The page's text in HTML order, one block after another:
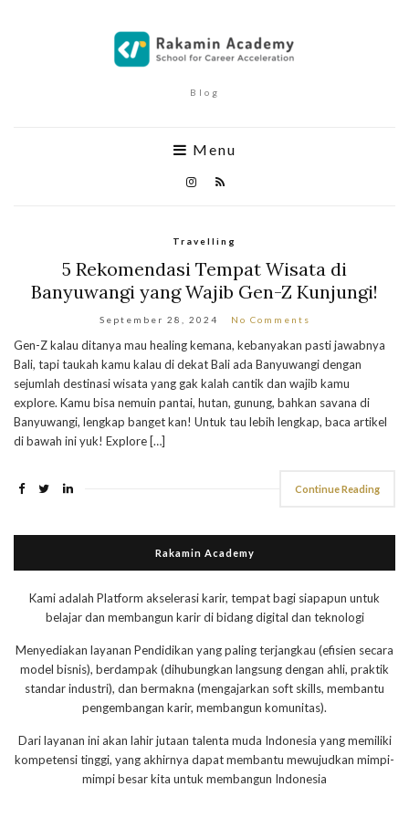
Blog
Menu
Travelling
5 Rekomendasi Tempat Wisata di
Banyuwangi yang Wajib Gen-Z Kunjungi!
September 28, 2024 No Comments
Gen-Z kalau ditanya mau healing kemana, kebanyakan pasti jawabnya
Bali, tapi taukah kamu kalau di dekat Bali ada Banyuwangi dengan
sejumlah destinasi wisata yang gak kalah cantik dan wajib kamu
explore. Kamu bisa nemuin pantai, hutan, gunung, bahkan savana di
Banyuwangi, lengkap banget kan! Untuk tau lebih lengkap, baca artikel
di bawah ini yuk! Explore […]
Continue Reading
Rakamin Academy
Kami adalah Platform akselerasi karir, tempat bagi siapapun untuk
belajar dan membangun karir di bidang digital dan teknologi
Menyediakan layanan Pendidikan yang paling terjangkau (efisien secara
model bisnis), berdampak (dihubungkan langsung dengan ahli, praktik
standar industri), dan bermakna (mengajarkan soft skills, membantu
pengembangan karir, membangun komunitas).
Dari layanan ini akan lahir jutaan talenta muda Indonesia yang memiliki
kompetensi tinggi, yang akhirnya dapat membantu mewujudkan mimpi-
mimpi besar kita untuk membangun Indonesia